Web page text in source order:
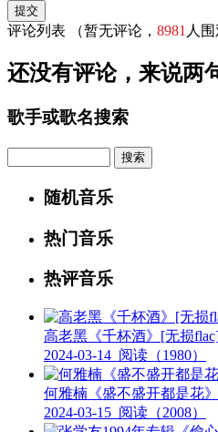
评论列表 （暂无评论， 8981 人围
还没有评论，来说两
歌手或歌名搜索
随机音乐
热门音乐
热评音乐
高老黑《千杯酒》[无损
2024-03-14 阅读（1980）
何雅楠《盛不盛开都是花
2024-03-15 阅读（2008）